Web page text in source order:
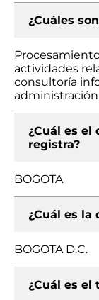
¿Cuáles
actividades
consultoría
¿Cuál es el
registra?
BOGOTA
¿Cuál es la
BOGOTA D.C.
¿Cuál es el